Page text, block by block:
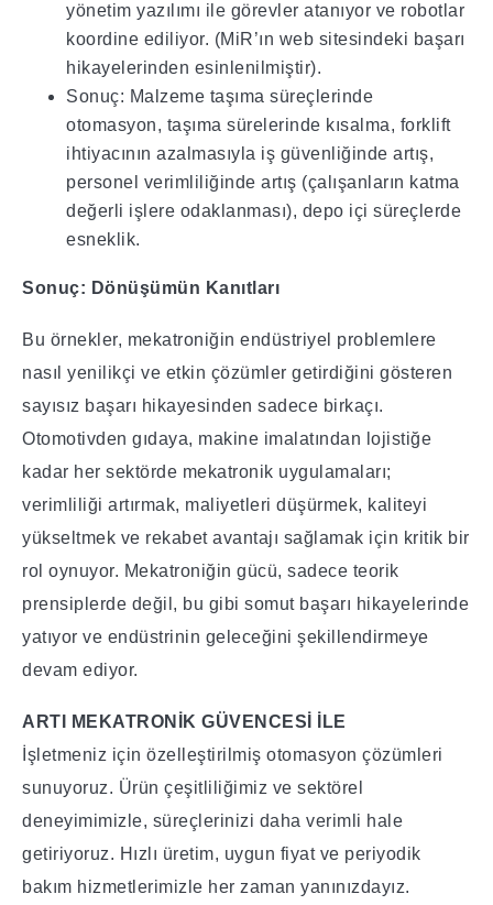
yönetim yazılımı ile görevler atanıyor ve robotlar
koordine ediliyor. (MiR’ın web sitesindeki başarı
hikayelerinden esinlenilmiştir).
Sonuç: Malzeme taşıma süreçlerinde
otomasyon, taşıma sürelerinde kısalma, forklift
ihtiyacının azalmasıyla iş güvenliğinde artış,
personel verimliliğinde artış (çalışanların katma
değerli işlere odaklanması), depo içi süreçlerde
esneklik.
Sonuç: Dönüşümün Kanıtları
Bu örnekler, mekatroniğin endüstriyel problemlere
nasıl yenilikçi ve etkin çözümler getirdiğini gösteren
sayısız başarı hikayesinden sadece birkaçı.
Otomotivden gıdaya, makine imalatından lojistiğe
kadar her sektörde mekatronik uygulamaları;
verimliliği artırmak, maliyetleri düşürmek, kaliteyi
yükseltmek ve rekabet avantajı sağlamak için kritik bir
rol oynuyor. Mekatroniğin gücü, sadece teorik
prensiplerde değil, bu gibi somut başarı hikayelerinde
yatıyor ve endüstrinin geleceğini şekillendirmeye
devam ediyor.
ARTI MEKATRONİK GÜVENCESİ İLE
İşletmeniz için özelleştirilmiş otomasyon çözümleri
sunuyoruz. Ürün çeşitliliğimiz ve sektörel
deneyimimizle, süreçlerinizi daha verimli hale
getiriyoruz. Hızlı üretim, uygun fiyat ve periyodik
bakım hizmetlerimizle her zaman yanınızdayız.